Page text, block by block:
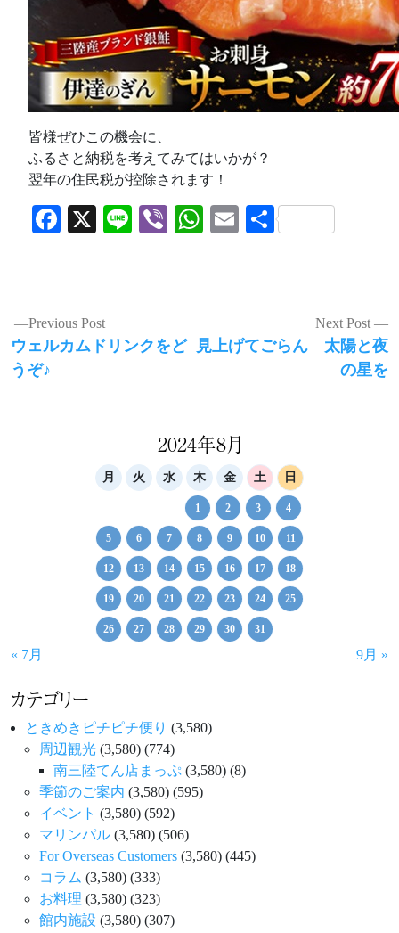
皆様ぜひこの機会に、
ふるさと納税を考えてみてはいかが？
翌年の住民税が控除されます！
Facebook
X LineViberWhatsApp
Email
共
投
稿
ナ
Previous Post
Previous
post:
ウェルカムドリンクをど
うぞ♪
Next Post
Next
見上げてごらん 太陽と夜
の星を
2024年8月
月 火 水 木 金 土 日
1 2 3 4
5 6 7 8 9 10 11
12 13 14 15 16 17 18
19 20 21 22 23 24 25
26 27 28 29 30 31
« 7月 9月 »
カテゴリー
ときめきピチピチ便り (3,580)
周辺観光 (3,580) (774)
南三陸てん店まっぷ (3,580) (8)
季節のご案内 (3,580) (595)
イベント (3,580) (592)
マリンパル (3,580) (506)
For Overseas Customers (3,580) (445)
コラム (3,580) (333)
お料理 (3,580) (323)
館内施設 (3,580) (307)